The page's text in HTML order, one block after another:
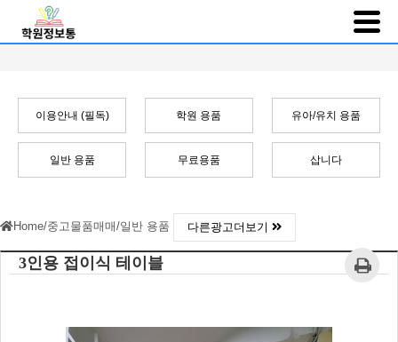
이용안내 (필독) 학원 용품 유아/유치 용품
일반 용품 무료용품 삽니다
Home/중고물품매매/일반 용품 다른광고더보기
3인용 접이식 테이블